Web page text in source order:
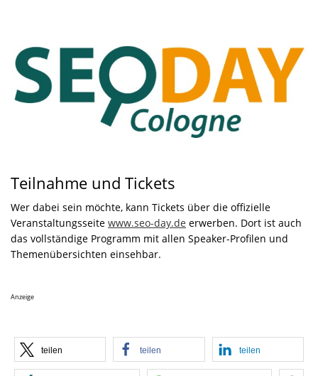
Teilnahme und Tickets
Wer dabei sein möchte, kann Tickets über die offizielle
Veranstaltungsseite www.seo-day.de erwerben. Dort ist auch
das vollständige Programm mit allen Speaker-Profilen und
Themenübersichten einsehbar.
Anzeige
teilen teilen teilen